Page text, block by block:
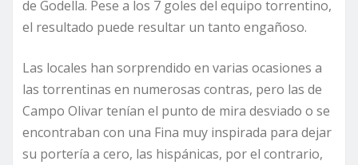
de Godella. Pese a los 7 goles del equipo torrentino,
el resultado puede resultar un tanto engañoso.
Las locales han sorprendido en varias ocasiones a
las torrentinas en numerosas contras, pero las de
Campo Olivar tenían el punto de mira desviado o se
encontraban con una Fina muy inspirada para dejar
su portería a cero, las hispánicas, por el contrario,